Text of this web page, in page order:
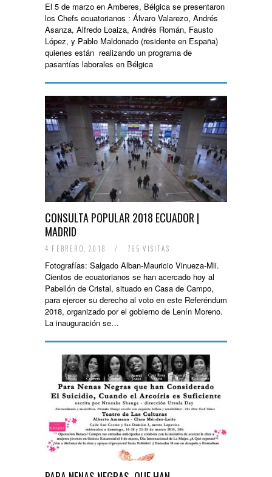
El 5 de marzo en Amberes, Bélgica se presentaron
los Chefs ecuatorianos : Álvaro Valarezo, Andrés
Asanza, Alfredo Loaiza, Andrés Román, Fausto
López, y Pablo Maldonado (residente en España)
quienes están realizando un programa de
pasantías laborales en Bélgica
CONSULTA POPULAR 2018 ECUADOR |
MADRID
4 FEBRERO, 2018 / 765 VISITAS
Fotografías: Salgado Alban-Mauricio Vinueza-Mli.
Cientos de ecuatorianos se han acercado hoy al
Pabellón de Cristal, situado en Casa de Campo,
para ejercer su derecho al voto en este Referéndum
2018, organizado por el gobierno de Lenín Moreno.
La inauguración se…